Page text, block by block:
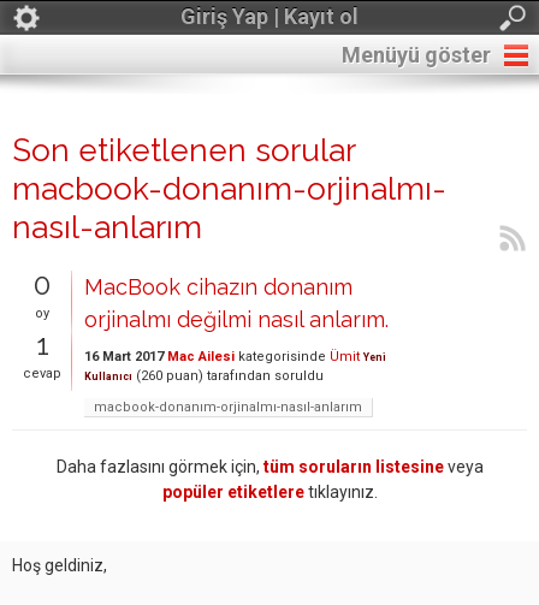
Giriş Yap | Kayıt ol
Menüyü göster
Son etiketlenen sorular
macbook-donanım-orjinalmı-
nasıl-anlarım
0
oy
1
cevap
MacBook cihazın donanım
orjinalmı değilmi nasıl anlarım.
16 Mart 2017 Mac Ailesi kategorisinde Ümit Yeni
Kullanıcı (260 puan) tarafından soruldu
macbook-donanım-orjinalmı-nasıl-anlarım
Daha fazlasını görmek için, tüm soruların listesineveya
popüler etiketleretıklayınız.
Hoş geldiniz,